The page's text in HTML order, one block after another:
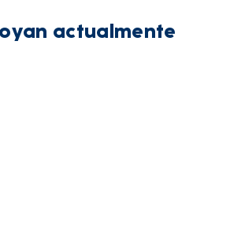
actualmente